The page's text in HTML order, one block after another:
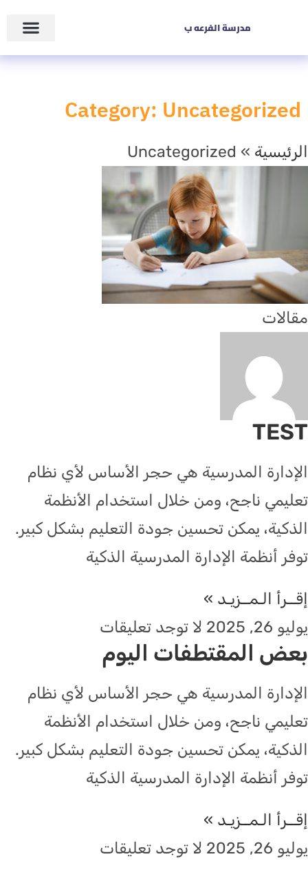
مدرسة الفرعه ب
Category: Uncategorized
الرئيسية »
Uncategorized
مقالات
TEST
الإدارة المدرسية هي حجر الأساس لأي نظام
تعليمي ناجح، ومن خلال استخدام الأنظمة
الذكية، يمكن تحسين جودة التعليم بشكل كبير.
توفر أنظمة الإدارة المدرسية الذكية
إقــرأ الـمــزيـد »
يوليو 26, 2025
لا توجد تعليقات
بعض المقتطفات اليوم
الإدارة المدرسية هي حجر الأساس لأي نظام
تعليمي ناجح، ومن خلال استخدام الأنظمة
الذكية، يمكن تحسين جودة التعليم بشكل كبير.
توفر أنظمة الإدارة المدرسية الذكية
إقــرأ الـمــزيـد »
يوليو 26, 2025
لا توجد تعليقات